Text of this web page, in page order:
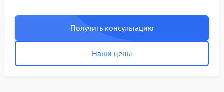
Получить консультацию
Наши цены